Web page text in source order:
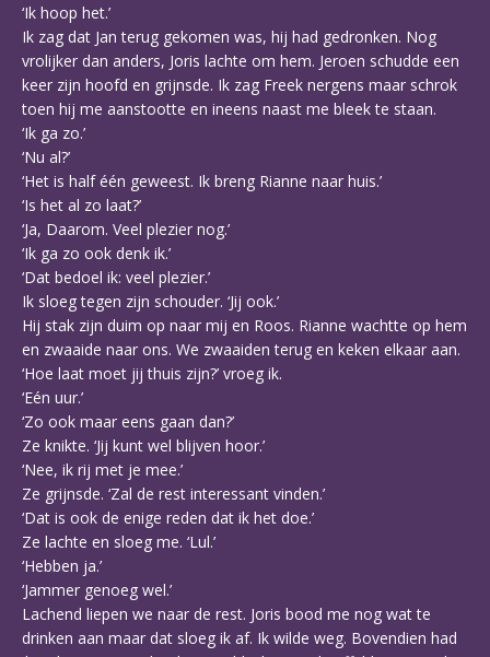
‘Ik hoop het.’
Ik zag dat Jan terug gekomen was, hij had gedronken. Nog
vrolijker dan anders, Joris lachte om hem. Jeroen schudde een
keer zijn hoofd en grijnsde. Ik zag Freek nergens maar schrok
toen hij me aanstootte en ineens naast me bleek te staan.
‘Ik ga zo.’
‘Nu al?’
‘Het is half één geweest. Ik breng Rianne naar huis.’
‘Is het al zo laat?’
‘Ja, Daarom. Veel plezier nog.’
‘Ik ga zo ook denk ik.’
‘Dat bedoel ik: veel plezier.’
Ik sloeg tegen zijn schouder. ‘Jij ook.’
Hij stak zijn duim op naar mij en Roos. Rianne wachtte op hem
en zwaaide naar ons. We zwaaiden terug en keken elkaar aan.
‘Hoe laat moet jij thuis zijn?’ vroeg ik.
‘Eén uur.’
‘Zo ook maar eens gaan dan?’
Ze knikte. ‘Jij kunt wel blijven hoor.’
‘Nee, ik rij met je mee.’
Ze grijnsde. ‘Zal de rest interessant vinden.’
‘Dat is ook de enige reden dat ik het doe.’
Ze lachte en sloeg me. ‘Lul.’
‘Hebben ja.’
‘Jammer genoeg wel.’
Lachend liepen we naar de rest. Joris bood me nog wat te
drinken aan maar dat sloeg ik af. Ik wilde weg. Bovendien had